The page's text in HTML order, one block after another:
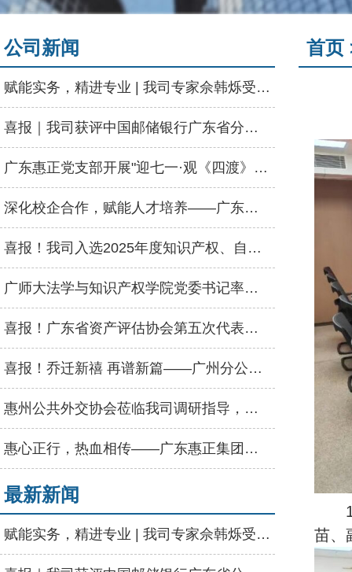
公司新闻
赋能实务，精进专业 | 我司专家佘韩烁受邀为河源市资产评估协会授课
喜报｜我司获评中国邮储银行广东省分行“2025年度优秀供应商”称号
广东惠正党支部开展"迎七一·观《四渡》"主题党日活动
深化校企合作，赋能人才培养——广东惠正走进惠州学院经管学院启动会
喜报！我司入选2025年度知识产权、自然资源、数据资产三大评估业务特色机构名录
广师大法学与知识产权学院党委书记率队莅临我司交流，共商人才输送合作
喜报！广东省资产评估协会第五次代表大会顺利召开，广东惠正评估咨询集团荣获双项荣誉
喜报！乔迁新禧 再谱新篇——广州分公司盛大乔迁
惠州公共外交协会莅临我司调研指导，强调发挥专业优势赋能高质量发展
惠心正行，热血相传——广东惠正集团无偿献血公益活动圆满举行
最新新闻
赋能实务，精进专业 | 我司专家佘韩烁受邀为河源市资产评估协会授课
首页
苗、